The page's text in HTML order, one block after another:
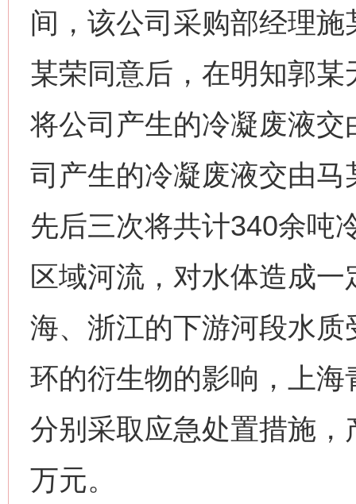
间，该公司采购部经理
某荣同意后，在明知郭
将公司产生的冷凝废液
司产生的冷凝废液交由
先后三次将共计340余吨
区域河流，对水体造成
海、浙江的下游河段水
环的衍生物的影响，上
分别采取应急处置措施
万元。